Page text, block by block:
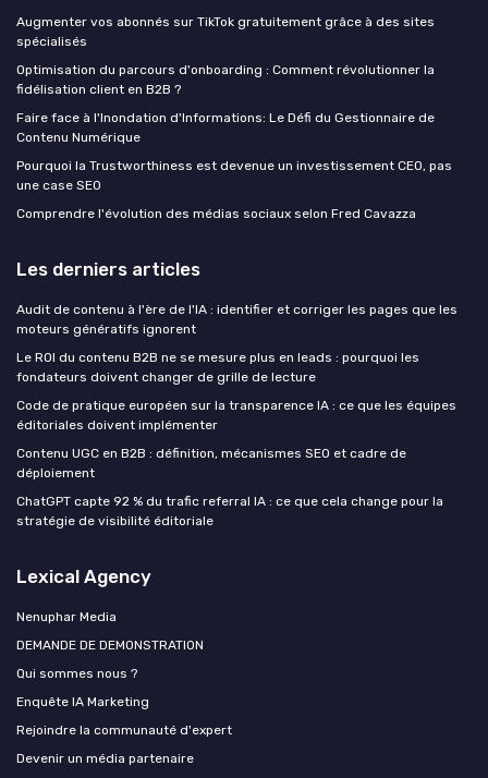
Augmenter vos abonnés sur TikTok gratuitement grâce à des sites
spécialisés
Optimisation du parcours d'onboarding : Comment révolutionner la
fidélisation client en B2B ?
Faire face à l'Inondation d'Informations: Le Défi du Gestionnaire de
Contenu Numérique
Pourquoi la Trustworthiness est devenue un investissement CEO, pas
une case SEO
Comprendre l'évolution des médias sociaux selon Fred Cavazza
Les derniers articles
Audit de contenu à l'ère de l'IA : identifier et corriger les pages que les
moteurs génératifs ignorent
Le ROI du contenu B2B ne se mesure plus en leads : pourquoi les
fondateurs doivent changer de grille de lecture
Code de pratique européen sur la transparence IA : ce que les équipes
éditoriales doivent implémenter
Contenu UGC en B2B : définition, mécanismes SEO et cadre de
déploiement
ChatGPT capte 92 % du trafic referral IA : ce que cela change pour la
stratégie de visibilité éditoriale
Lexical Agency
Nenuphar Media
DEMANDE DE DEMONSTRATION
Qui sommes nous ?
Enquête IA Marketing
Rejoindre la communauté d'expert
Devenir un média partenaire